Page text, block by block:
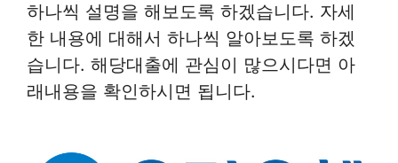
하나씩 설명을 해보도록 하겠습니다. 자세
한 내용에 대해서 하나씩 알아보도록 하겠
습니다. 해당대출에 관심이 많으시다면 아
래내용을 확인하시면 됩니다.